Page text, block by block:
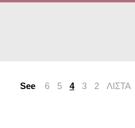
See 6 5 4 3 2 ΛΙΣΤΑ